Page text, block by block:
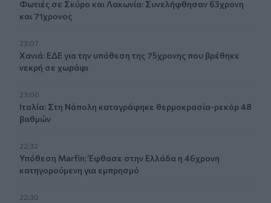
Φωτιές σε Σκύρο και Λακωνία: Συνελήφθησαν 63χρονη
και 71χρονος
23:07
Χανιά: ΕΔΕ για την υπόθεση της 75χρονης που βρέθηκε
νεκρή σε χωράφι
23:00
Ιταλία: Στη Νάπολη καταγράφηκε θερμοκρασία-ρεκόρ 48
βαθμών
22:32
Υπόθεση Marfin: Έφθασε στην Ελλάδα η 46χρονη
κατηγορούμενη για εμπρησμό
22:30